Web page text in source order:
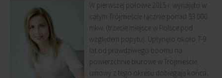
W pierwszej połowie 2015 r. wynajęto w
całym Trójmieście łącznie ponad 53 000
mkw. (trzecie miejsce w Polsce pod
względem popytu). Upłynęło około 7-9
lat od prawdziwego boomu na
powierzchnie biurowe w Trójmieście,
umowy z tego okresu dobiegają końca,